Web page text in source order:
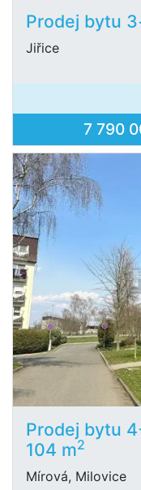
Prodej bytu
Jiřice
7 790
Prodej bytu
104 m2
Mírová, Milovice